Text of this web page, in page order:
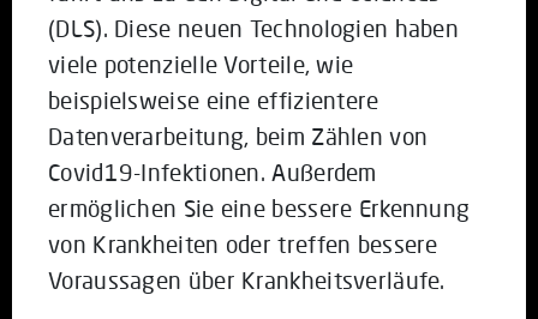
(DLS). Diese neuen Technologien haben
viele potenzielle Vorteile, wie
beispielsweise eine effizientere
Datenverarbeitung, beim Zählen von
Covid19-Infektionen. Außerdem
ermöglichen Sie eine bessere Erkennung
von Krankheiten oder treffen bessere
Voraussagen über Krankheitsverläufe.